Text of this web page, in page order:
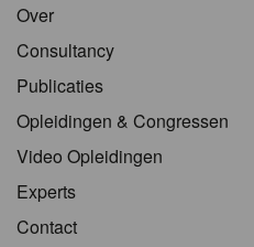
Over
Consultancy
Publicaties
Opleidingen & Congressen
Video Opleidingen
Experts
Contact